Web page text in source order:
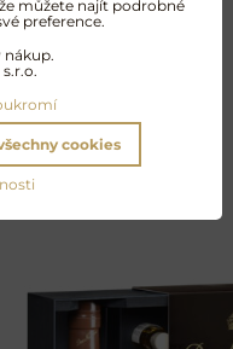
produkty
můžete najít podrobné
preference.
nákup.
cookies